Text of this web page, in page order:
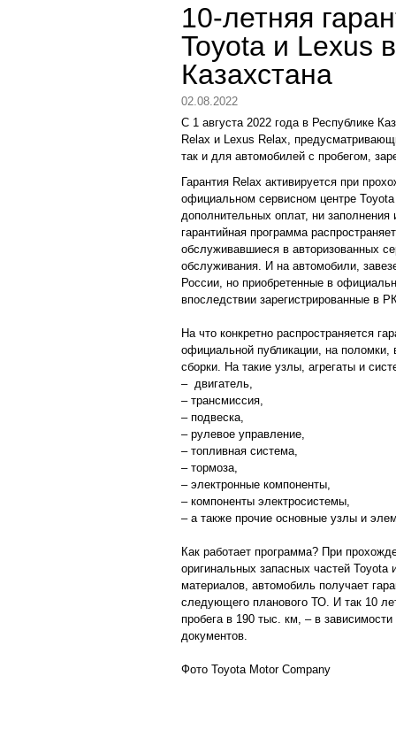
10-летняя
Toyota и Lexus
Казахстана
02.08.2022
С 1 августа 2022 года в Республике
Relax и Lexus Relax,
так и для автомобилей с пробегом,
Гарантия Relax активируется при
официальном сервисном центре
дополнительных оплат, ни
гарантийная программа
обслуживавшиеся в авторизованных
обслуживания. И на автомобили,
России, но приобретенные в
впоследствии зарегистрированные в
На что конкретно распространяется
официальной публикации, на
сборки. На такие узлы, агрегаты и
– двигатель,
– трансмиссия,
– подвеска,
– рулевое управление,
– топливная система,
– тормоза,
– электронные компоненты,
– компоненты электросистемы,
­– а также прочие основные узлы и
Как работает программа? При
оригинальных запасных частей
материалов, автомобиль получает
следующего планового ТО. И так 10
пробега в 190 тыс. км, – в
документов.
Фото Toyota Motor Company